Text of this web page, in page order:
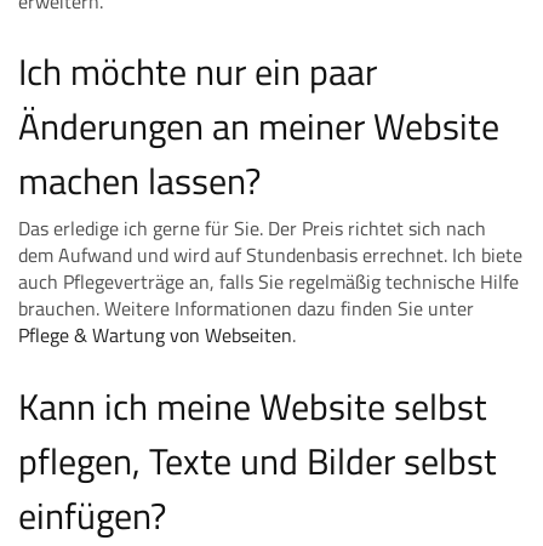
Ich möchte nur ein paar
Änderungen an meiner Website
machen lassen?
Das erledige ich gerne für Sie. Der Preis richtet sich nach
dem Aufwand und wird auf Stundenbasis errechnet. Ich biete
auch Pflegeverträge an, falls Sie regelmäßig technische Hilfe
brauchen. Weitere Informationen dazu finden Sie unter
Pflege & Wartung von Webseiten.
Kann ich meine Website selbst
pflegen, Texte und Bilder selbst
einfügen?